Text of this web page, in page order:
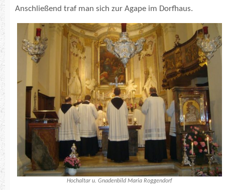
Anschließend traf man sich zur Agape im Dorfhaus.
Hochaltar u. Gnadenbild Maria Roggendorf